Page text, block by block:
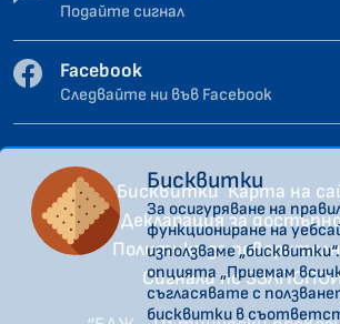
Подайте сигнал
Facebook
Следвайте ни във Facebook
Бисквитки Карта на
Декларация за
Политика за
Сигнали по
Бисквитки
За осигуряване на
функциониране на
използваме
опцията „Приемам
съгласявате с
бисквитки в